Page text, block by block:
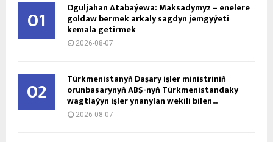
01 Oguljahan Atabaýewa: Maksadymyz – enelere
goldaw bermek arkaly sagdyn jemgyýeti
kemala getirmek
2026-08-07
02 Türkmenistanyň Daşary işler ministriniň
orunbasarynyň ABŞ-nyň Türkmenistandaky
wagtlaýyn işler ynanylan wekili bilen...
2026-08-07